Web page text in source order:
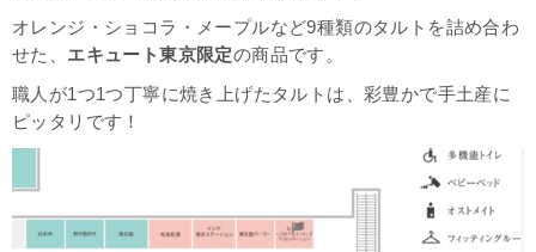
オレンジ・ショコラ・メープルなど9種類のタルトを詰め合わ
せた、 エキュート東京限定の商品です。
職人が1つ1つ丁寧に焼き上げたタルトは、彩豊かで手土産に
ピッタリです！